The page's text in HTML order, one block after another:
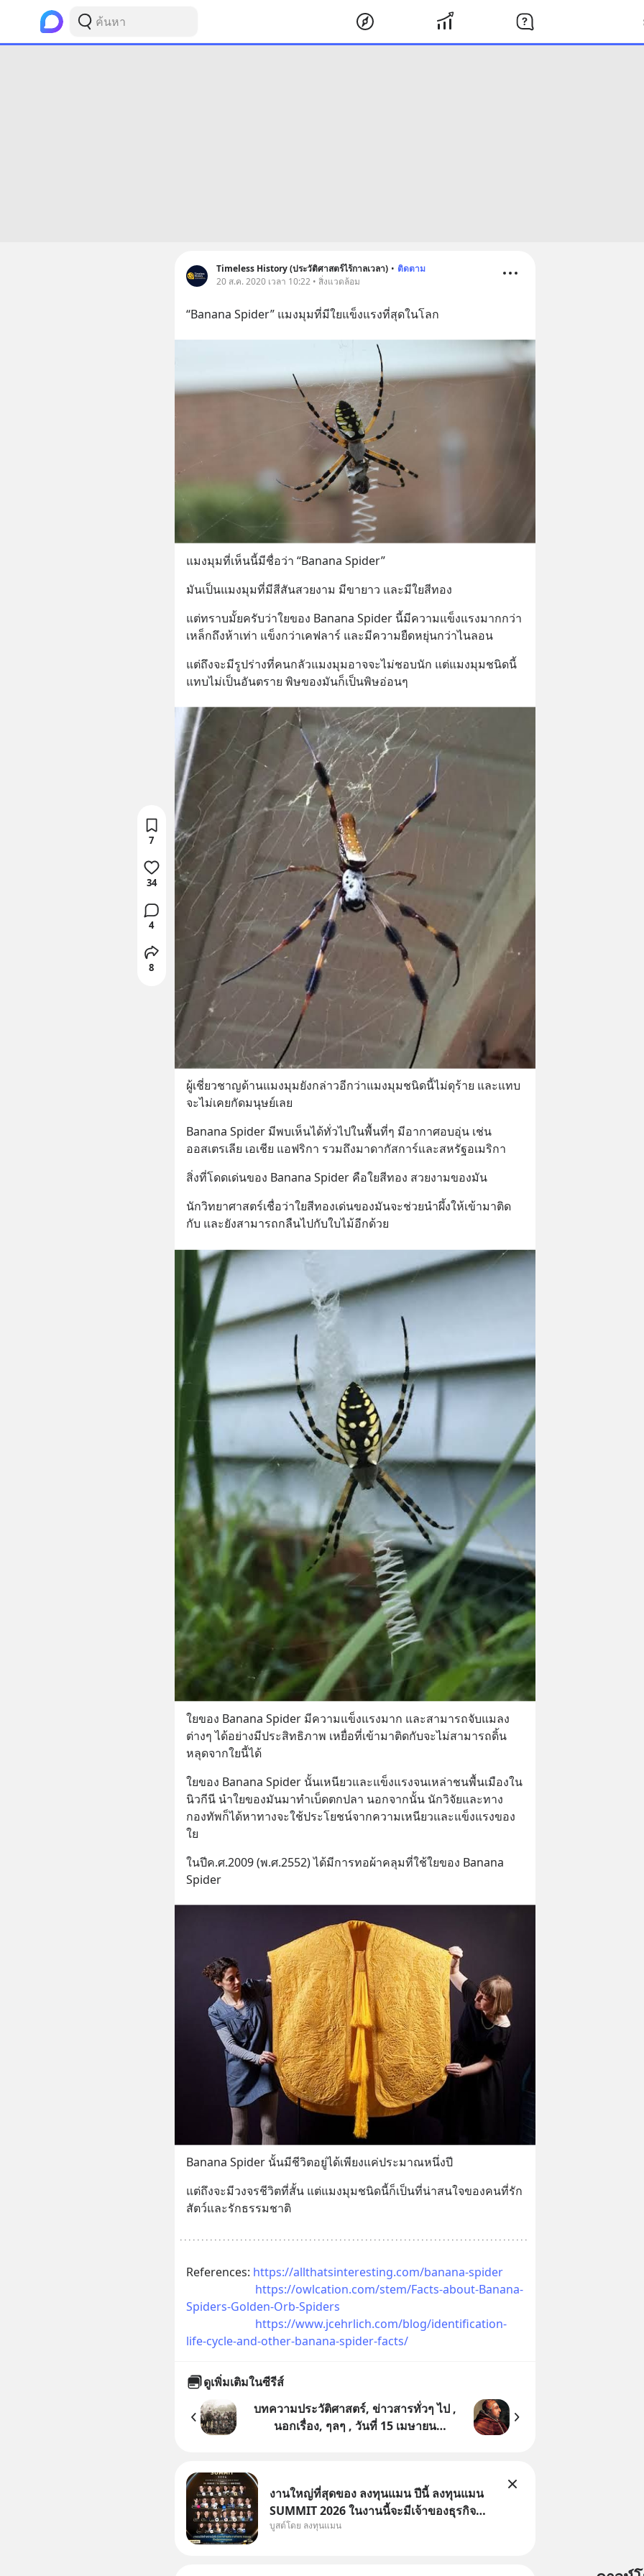
Timeless History (ประวัติศาสตร์ไร้กาลเวลา) • ติดตาม
20 ส.ค. 2020 เวลา 10:22 • สิ่งแวดล้อม
“Banana Spider” แมงมุมที่มีใยแข็งแรงที่สุดในโลก
แมงมุมที่เห็นนี้มีชื่อว่า “Banana Spider”
มันเป็นแมงมุมที่มีสีสันสวยงาม มีขายาว และมีใยสีทอง
แต่ทราบมั้ยครับว่าใยของ Banana Spider นี้มีความแข็งแรงมากกว่า
เหล็กถึงห้าเท่า แข็งกว่าเคฟลาร์ และมีความยืดหยุ่นกว่าไนลอน
แต่ถึงจะมีรูปร่างที่คนกลัวแมงมุมอาจจะไม่ชอบนัก แต่แมงมุมชนิดนี้
แทบไม่เป็นอันตราย พิษของมันก็เป็นพิษอ่อนๆ
ผู้เชี่ยวชาญด้านแมงมุมยังกล่าวอีกว่าแมงมุมชนิดนี้ไม่ดุร้าย และแทบ
จะไม่เคยกัดมนุษย์เลย
Banana Spider มีพบเห็นได้ทั่วไปในพื้นที่ๆ มีอากาศอบอุ่น เช่น
ออสเตรเลีย เอเชีย แอฟริกา รวมถึงมาดากัสการ์และสหรัฐอเมริกา
สิ่งที่โดดเด่นของ Banana Spider คือใยสีทอง สวยงามของมัน
นักวิทยาศาสตร์เชื่อว่าใยสีทองเด่นของมันจะช่วยนำผึ้งให้เข้ามาติด
กับ และยังสามารถกลืนไปกับใบไม้อีกด้วย
ใยของ Banana Spider มีความแข็งแรงมาก และสามารถจับแมลง
ต่างๆ ได้อย่างมีประสิทธิภาพ เหยื่อที่เข้ามาติดกับจะไม่สามารถดิ้น
หลุดจากใยนี้ได้
ใยของ Banana Spider นั้นเหนียวและแข็งแรงจนเหล่าชนพื้นเมืองใน
นิวกีนี นำใยของมันมาทำเบ็ดตกปลา นอกจากนั้น นักวิจัยและทาง
กองทัพก็ได้หาทางจะใช้ประโยชน์จากความเหนียวและแข็งแรงของ
ใย
ในปีค.ศ.2009 (พ.ศ.2552) ได้มีการทอผ้าคลุมที่ใช้ใยของ Banana
Spider
Banana Spider นั้นมีชีวิตอยู่ได้เพียงแค่ประมาณหนึ่งปี
แต่ถึงจะมีวงจรชีวิตที่สั้น แต่แมงมุมชนิดนี้ก็เป็นที่น่าสนใจของคนที่รัก
สัตว์และรักธรรมชาติ
References: https://allthatsinteresting.com/banana-spider
https://owlcation.com/stem/Facts-about-Banana-
Spiders-Golden-Orb-Spiders
https://www.jcehrlich.com/blog/identification-
life-cycle-and-other-banana-spider-facts/
ดูเพิ่มเติมในซีรีส์
บทความประวัติศาสตร์, ข่าวสารทั่วๆ ไป ,
นอกเรื่อง, ๆลๆ , วันที่ 15 เมษายน
7
34
4
8
งานใหญ่ที่สุดของ ลงทุนแมน ปีนี้ ลงทุนแมน
SUMMIT 2026 ในงานนี้จะมีเจ้าของธุรกิจ
Dr.PONG, หมึกกรุบ, Srichand, Jones’
บูสต์โดย ลงทุนแมน